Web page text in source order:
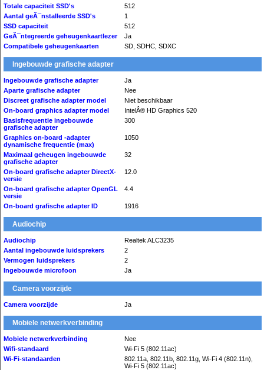
Totale capaciteit SSD's
512
Aantal geÃ¯nstalleerde SSD's
1
SSD capaciteit
512
GeÃ¯ntegreerde geheugenkaartlezer
Ja
Compatibele geheugenkaarten
SD, SDHC, SDXC
Ingebouwde grafische adapter
Ingebouwde grafische adapter
Ja
Aparte grafische adapter
Nee
Discreet grafische adapter model
Niet beschikbaar
On-board graphics adapter model
IntelÂ® HD Graphics 520
Basisfrequentie ingebouwde
grafische adapter
300
Graphics on-board -adapter
dynamische frequentie (max)
1050
Maximaal geheugen ingebouwde
grafische adapter
32
On-board grafische adapter DirectX-
versie
12.0
On-board grafische adapter OpenGL
versie
4.4
On-board grafische adapter ID 1916
Audiochip
Audiochip
Realtek ALC3235
Aantal ingebouwde luidsprekers
2
Vermogen luidsprekers
2
Ingebouwde microfoon
Ja
Camera voorzijde
Camera voorzijde Ja
Mobiele netwerkverbinding
Mobiele netwerkverbinding
Nee
Wifi-standaard
Wi-Fi 5 (802.11ac)
Wi-Fi-standaarden
802.11a, 802.11b, 802.11g, Wi-Fi 4 (802.11n),
Wi-Fi 5 (802.11ac)